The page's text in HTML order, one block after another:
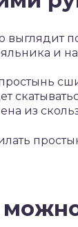
выглядит
и
из